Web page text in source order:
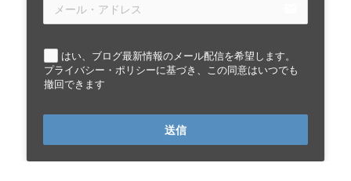
はい、ブログ最新情報のメール配信を希望します。
プライバシー・ポリシーに基づき、この同意はいつでも
撤回できます
送信